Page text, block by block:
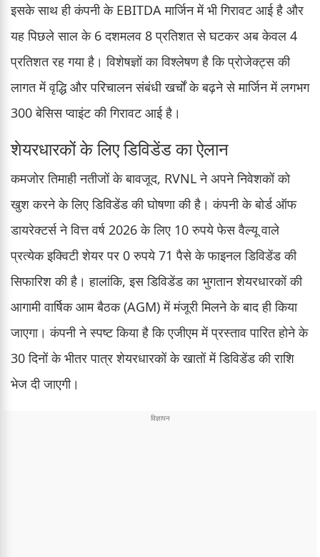
इसके साथ ही कंपनी के EBITDA मार्जिन में भी गिरावट आई है और
यह पिछले साल के 6 दशमलव 8 प्रतिशत से घटकर अब केवल 4
प्रतिशत रह गया है। विशेषज्ञों का विश्लेषण है कि प्रोजेक्ट्स की
लागत में वृद्धि और परिचालन संबंधी खर्चों के बढ़ने से मार्जिन में लगभग
300 बेसिस प्वाइंट की गिरावट आई है।
शेयरधारकों के लिए डिविडेंड का ऐलान
कमजोर तिमाही नतीजों के बावजूद, RVNL ने अपने निवेशकों को
खुश करने के लिए डिविडेंड की घोषणा की है। कंपनी के बोर्ड ऑफ
डायरेक्टर्स ने वित्त वर्ष 2026 के लिए 10 रुपये फेस वैल्यू वाले
प्रत्येक इक्विटी शेयर पर 0 रुपये 71 पैसे के फाइनल डिविडेंड की
सिफारिश की है। हालांकि, इस डिविडेंड का भुगतान शेयरधारकों की
आगामी वार्षिक आम बैठक (AGM) में मंजूरी मिलने के बाद ही किया
जाएगा। कंपनी ने स्पष्ट किया है कि एजीएम में प्रस्ताव पारित होने के
30 दिनों के भीतर पात्र शेयरधारकों के खातों में डिविडेंड की राशि
भेज दी जाएगी।